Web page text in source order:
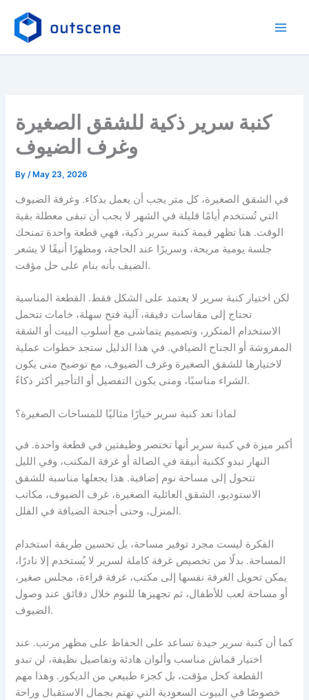
content
كنبة سرير ذكية للشقق الصغيرة
وغرف الضيوف
By/ May 23, 2026
في الشقق الصغيرة، كل متر يجب أن يعمل بذكاء. وغرفة الضيوف
التي تُستخدم أيامًا قليلة في الشهر لا يجب أن تبقى معطلة بقية
الوقت. هنا تظهر قيمة كنبة سرير ذكية، فهي قطعة واحدة تمنحك
جلسة يومية مريحة، وسريرًا عند الحاجة، ومظهرًا أنيقًا لا يشعر
الضيف بأنه ينام على حل مؤقت.
لكن اختيار كنبة سرير لا يعتمد على الشكل فقط. القطعة المناسبة
تحتاج إلى مقاسات دقيقة، آلية فتح سهلة، خامات تتحمل
الاستخدام المتكرر، وتصميم يتماشى مع أسلوب البيت أو الشقة
المفروشة أو الجناح الضيافي. في هذا الدليل ستجد خطوات عملية
لاختيارها للشقق الصغيرة وغرف الضيوف، مع توضيح متى يكون
الشراء مناسبًا، ومتى يكون التفصيل أو التأجير أكثر ذكاءً.
لماذا تعد كنبة سرير خيارًا مثاليًا للمساحات الصغيرة؟
أكبر ميزة في كنبة سرير أنها تختصر وظيفتين في قطعة واحدة. في
النهار تبدو ككنبة أنيقة في الصالة أو غرفة المكتب، وفي الليل
تتحول إلى مساحة نوم إضافية. هذا يجعلها مناسبة للشقق
الاستوديو، الشقق العائلية الصغيرة، غرف الضيوف، مكاتب
المنزل، وحتى أجنحة الضيافة في الفلل.
الفكرة ليست مجرد توفير مساحة، بل تحسين طريقة استخدام
المساحة. بدلًا من تخصيص غرفة كاملة لسرير لا يُستخدم إلا نادرًا،
يمكن تحويل الغرفة نفسها إلى مكتب، غرفة قراءة، مجلس صغير،
أو مساحة لعب للأطفال، ثم تجهيزها للنوم خلال دقائق عند وصول
الضيوف.
كما أن كنبة سرير جيدة تساعد على الحفاظ على مظهر مرتب. عند
اختيار قماش مناسب وألوان هادئة وتفاصيل نظيفة، لن تبدو
القطعة كحل مؤقت، بل كجزء طبيعي من الديكور. وهذا مهم
خصوصًا في البيوت السعودية التي تهتم بجمال الاستقبال وراحة